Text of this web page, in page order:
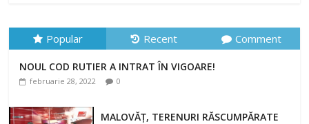
NOUL COD RUTIER A INTRAT ÎN VIGOARE!
februarie 28, 2022 0
Popular Recent Comment
NOUL COD RUTIER A INTRAT ÎN VIGOARE!
februarie 28, 2022 0
MALOVĂȚ, TERENURI RĂSCUMPĂRATE